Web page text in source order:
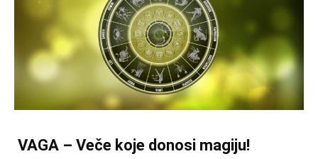
VAGA – Veče koje donosi magiju!